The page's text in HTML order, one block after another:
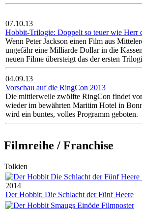
07.10.13
Hobbit-Trilogie: Doppelt so teuer wie Herr
Wenn Peter Jackson einen Film aus
ungefähr eine Milliarde Dollar in die
neuen Filme übersteigt das der ersten
04.09.13
Vorschau auf die RingCon 2013
Die mittlerweile zwölfte RingCon findet
wieder im bewährten Maritim Hotel in
wird ein buntes, volles Programm geboten.
Filmreihe / Franchise
Tolkien
2014
Der Hobbit: Die Schlacht der Fünf Heere